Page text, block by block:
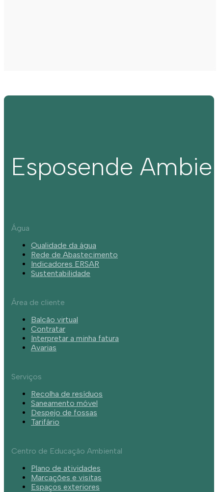
Esposende
Água
Qualidade da água
Rede de Abastecimento
Indicadores ERSAR
Sustentabilidade
Área de cliente
Balcão virtual
Contratar
Interpretar a minha fatura
Avarias
Serviços
Recolha de resíduos
Saneamento móvel
Despejo de fossas
Tarifário
Centro de Educação Ambiental
Plano de atividades
Marcações e visitas
Espaços exteriores